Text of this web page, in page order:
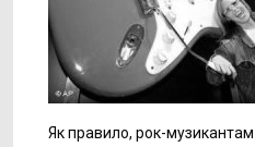
Як правило, рок-